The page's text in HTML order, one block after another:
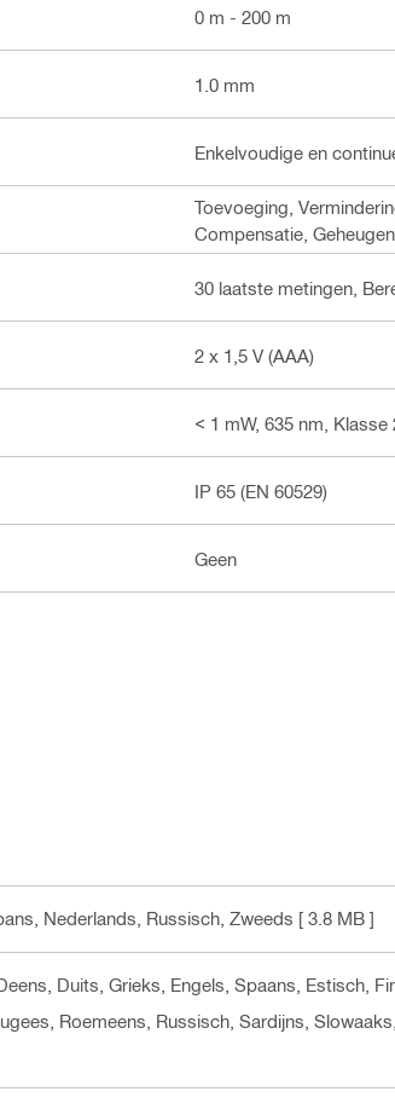
0 m - 200 m
1.0 mm
Enkelvoudige en
Toevoeging,
Compensatie,
30 laatste metingen,
2 x 1,5 V (AAA)
< 1 mW, 635 nm, Klasse
IP 65 (EN 60529)
Geen
Nederlands, Russisch, Zweeds [ 3.8 MB ]
Duits, Grieks, Engels, Spaans, Estisch,
Roemeens, Russisch, Sardijns,